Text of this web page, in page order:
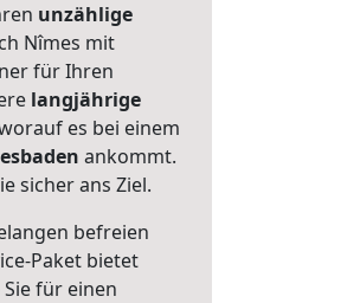
unzählige
Nîmes mit
für Ihren
langjährige
es bei einem
ankommt.
sicher ans Ziel.
befreien
Paket bietet
für einen